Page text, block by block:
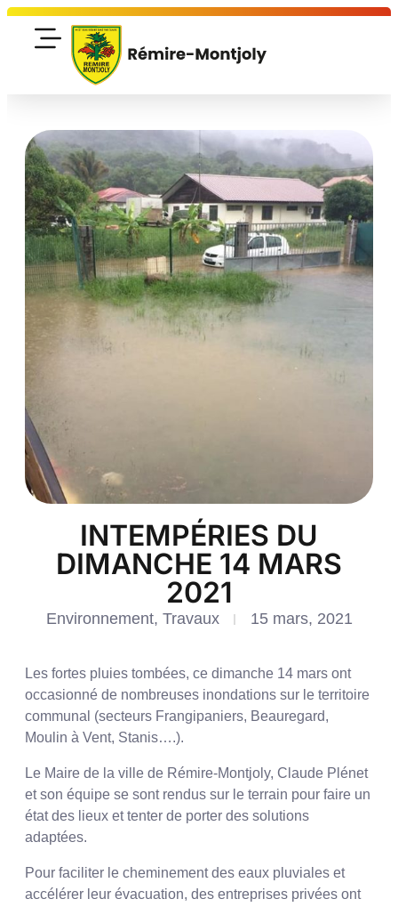
INTEMPÉRIES DU
DIMANCHE 14 MARS
2021
Environnement, Travaux 15 mars, 2021
Les fortes pluies tombées, ce dimanche 14 mars ont
occasionné de nombreuses inondations sur le territoire
communal (secteurs Frangipaniers, Beauregard,
Moulin à Vent, Stanis….).
Le Maire de la ville de Rémire-Montjoly, Claude Plénet
et son équipe se sont rendus sur le terrain pour faire un
état des lieux et tenter de porter des solutions
adaptées.
Pour faciliter le cheminement des eaux pluviales et
accélérer leur évacuation, des entreprises privées ont